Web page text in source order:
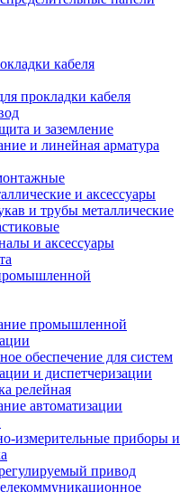
кабеля
прокладки кабеля
и заземление
и линейная арматура
и аксессуары
и трубы металлические
и аксессуары
промышленной
обеспечение для систем
и диспетчеризации
релейная
автоматизации
измерительные приборы и
привод